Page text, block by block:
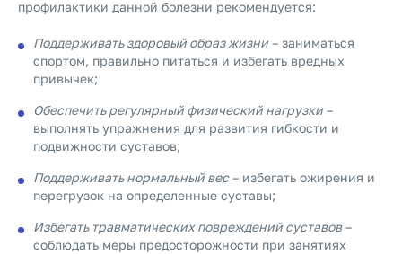
профилактики данной болезни рекомендуется:
Поддерживать здоровый образ жизни – заниматься
спортом, правильно питаться и избегать вредных
привычек;
Обеспечить регулярный физический нагрузки –
выполнять упражнения для развития гибкости и
подвижности суставов;
Поддерживать нормальный вес– избегать ожирения и
перегрузок на определенные суставы;
Избегать травматических повреждений суставов–
соблюдать меры предосторожности при занятиях